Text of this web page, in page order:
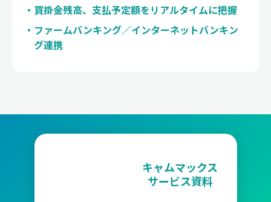
買掛金残高、支払予定額をリアルタイムに把握
ファームバンキング／インターネットバンキン
グ連携
キャムマックス
サービス資料